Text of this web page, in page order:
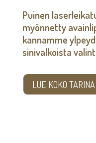
Puinen
myönnetty
kannamme
sinivalkoista
LUE KOKO TARINA